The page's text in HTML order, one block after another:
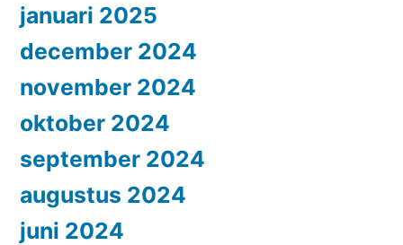
januari 2025
december 2024
november 2024
oktober 2024
september 2024
augustus 2024
juni 2024